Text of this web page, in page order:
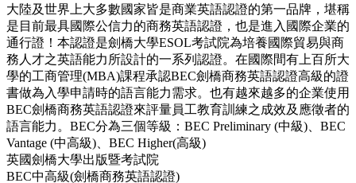
大陸及世界上大多數國家皆是商業英語認證的第一品牌，堪稱
是目前最具國際公信力的商務英語認證，也是進入國際企業的
通行證！本認證是劍橋大學ESOL考試院為培養國際貿易與商
務人才之英語能力所設計的一系列認證。在國際間有上百所大
學的工商管理(MBA)課程承認BEC劍橋商務英語認證高級的證
書做為入學申請時的語言能力需求。也有越來越多的企業使用
BEC劍橋商務英語認證來評量員工教育訓練之成效及應徵者的
語言能力。BEC分為三個等級：BEC Preliminary (中級)、BEC
Vantage (中高級)、BEC Higher(高級)
英國劍橋大學出版暨考試院
BEC中高級(劍橋商務英語認證)